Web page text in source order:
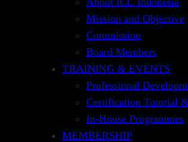
Mission and Objective
Commission
Board Members
TRAINING & EVENTS
Professional
Certification Tutorial
In-House Programmes
MEMBERSHIP
Di luar prospek yang sangat
untuk menerima Bank Garansi
diatur dalam KUH Perdata sifat
mendapatkan Bank Garansi